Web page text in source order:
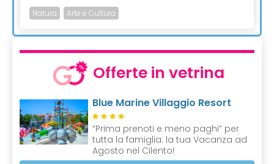
Natura Arte e Cultura
Offerte in vetrina
Blue Marine Villaggio Resort
“Prima prenoti e meno paghi” per
tutta la famiglia: la tua Vacanza ad
Agosto nel Cilento!